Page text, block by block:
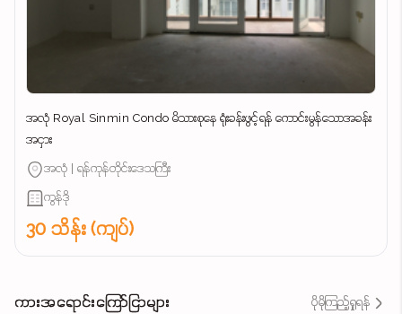
အလုံ Royal Sinmin Condo မိသားစုနေ ရုံးခန်းဖွင့်ရန် ကောင်းမွန်သောအခန်း
အငှား
အလုံ | ရန်ကုန်တိုင်းဒေသကြီး
ကွန်ဒို
30 သိန်း (ကျပ်)
ကားအရောင်းကြော်ငြာများ ပိုမိုကြည့်ရှုရန်